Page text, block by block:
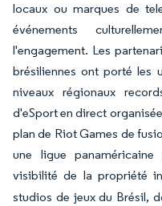
locaux ou marques de
événements
l'engagement. Les
brésiliennes ont porté les
niveaux régionaux
d'eSport en direct
plan de Riot Games de
une ligue
visibilité de la propriété
studios de jeux du Brésil,